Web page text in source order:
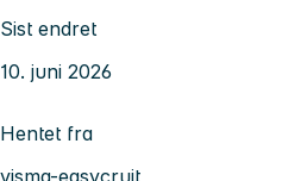
Sist endret
10. juni 2026
Hentet fra